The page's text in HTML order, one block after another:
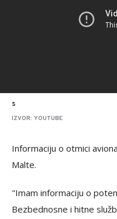
s
IZVOR: YOUTUBE
Informaciju o otmici
Malte.
"Imam informaciju o
Bezbednosne i hitne